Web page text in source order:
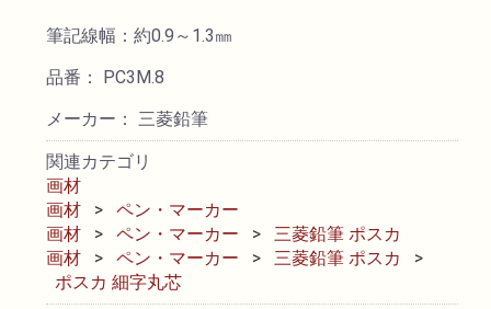
筆記線幅：約0.9～1.3㎜
品番： PC3M.8
メーカー： 三菱鉛筆
関連カテゴリ
画材
画材
ペン・マーカー
画材
ペン・マーカー
三菱鉛筆 ポスカ
画材
ペン・マーカー
三菱鉛筆 ポスカ
ポスカ 細字丸芯
日本画絵具